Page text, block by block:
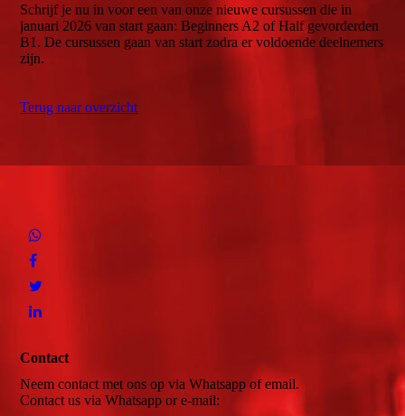
Schrijf je nu in voor een van onze nieuwe cursussen die in
januari 2026 van start gaan: Beginners A2 of Half gevorderden
B1. De cursussen gaan van start zodra er voldoende deelnemers
zijn.
Terug naar overzicht
Contact
Neem contact met ons op via Whatsapp of email.
Contact us via Whatsapp or e-mail: